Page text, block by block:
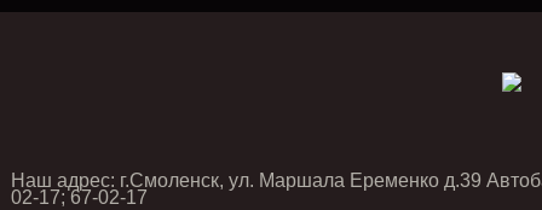
Наш адрес: г.Смоленск, ул. Маршала Еременко д.39
02-17; 67-02-17